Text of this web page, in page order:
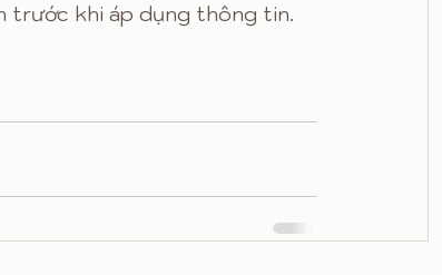
trước khi áp dụng thông tin.